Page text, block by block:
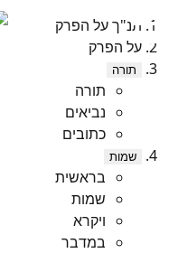
תנ"ך על הפרק
על הפרק
תורה
תורה
נביאים
כתובים
שמות
בראשית
שמות
ויקרא
במדבר